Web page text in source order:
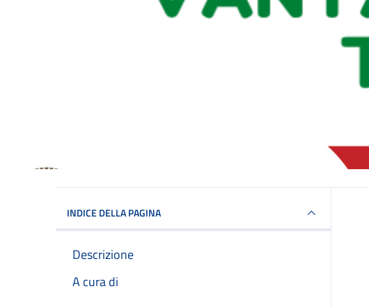
INDICE DELLA PAGINA
Descrizione
A cura di